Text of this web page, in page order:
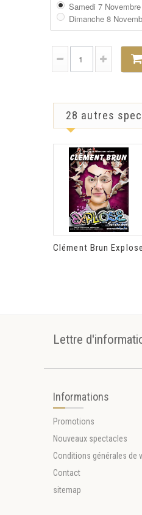
Samedi 7
Dimanche 8
28 autres
Clément Brun Explose
Lettre
Informations
Promotions
Nouveaux spectacles
Conditions générales de
Contact
sitemap